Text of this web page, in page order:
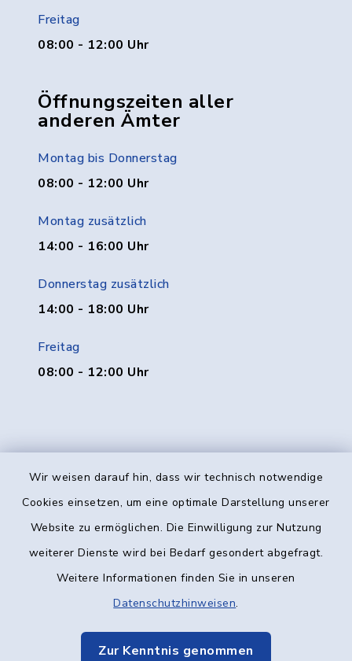
Wir weisen darauf hin, dass wir technisch notwendige
Cookies einsetzen, um eine optimale Darstellung unserer
Website zu ermöglichen. Die Einwilligung zur Nutzung
weiterer Dienste wird bei Bedarf gesondert abgefragt.
Weitere Informationen finden Sie in unseren
Datenschutzhinweisen.
Zur Kenntnis genommen
Freitag
08:00 - 12:00 Uhr
Öffnungszeiten aller
anderen Ämter
Montag bis Donnerstag
08:00 - 12:00 Uhr
Montag zusätzlich
14:00 - 16:00 Uhr
Donnerstag zusätzlich
14:00 - 18:00 Uhr
Freitag
08:00 - 12:00 Uhr
Kontakt
Datenschutz